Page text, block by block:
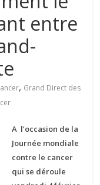
entre
, Grand Direct des
A l’occasion de la
Journée mondiale
contre le cancer
qui se déroule